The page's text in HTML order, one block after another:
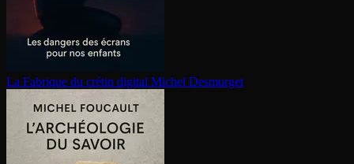
La Fabrique du crétin digital Michel Desmurget